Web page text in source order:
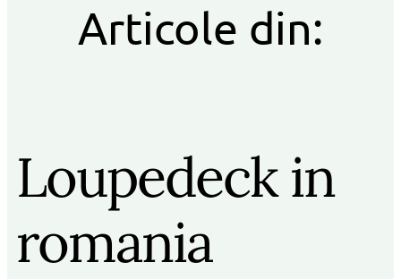
Articole din:
Loupedeck in
romania